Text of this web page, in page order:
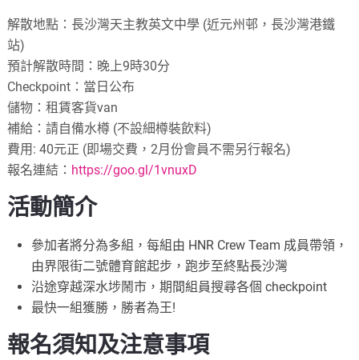
解散地點：長沙灣天主教英文中學 (近元州邨，長沙灣港鐵
站)
預計解散時間：晚上9時30分
Checkpoint：當日公布
儲物：租賃客貨van
補給：請自備水樽 (不設細樽裝飲料)
費用: 40元正 (即場交費，2月份會員不需另行報名)
報名連結： https://goo.gl/1vnuxD
活動簡介
參加者將分為多組，每組由 HNR Crew Team 成員帶領，
由界限街二號體育館起步，跑步至終點長沙灣
沿途穿越深水埗鬧市，期間組員搜尋各個 checkpoint
最快一組獲勝，勝者為王!
報名須知及注意事項